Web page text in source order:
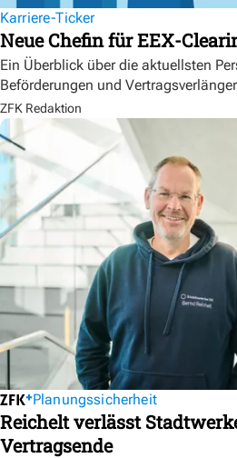
Karriere-Ticker
Neue Chefin für EEX-
Ein Überblick über die aktuellsten
Beförderungen und
ZFK Redaktion
Planungssicherheit
Reichelt verlässt
Vertragsende